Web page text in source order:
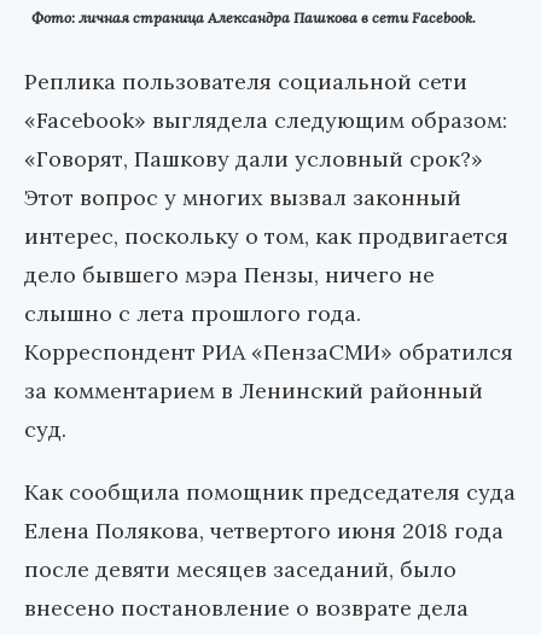
Фото: личная страница Александра Пашкова в сети Facebook.
Реплика пользователя социальной сети
«Facebook» выглядела следующим образом:
«Говорят, Пашкову дали условный срок?»
Этот вопрос у многих вызвал законный
интерес, поскольку о том, как продвигается
дело бывшего мэра Пензы, ничего не
слышно с лета прошлого года.
Корреспондент РИА «ПензаСМИ» обратился
за комментарием в Ленинский районный
суд.
Как сообщила помощник председателя суда
Елена Полякова, четвертого июня 2018 года
после девяти месяцев заседаний, было
внесено постановление о возврате дела